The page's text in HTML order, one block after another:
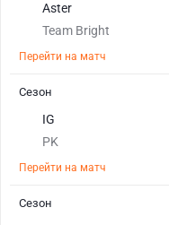
Aster
Team Bright
Перейти на матч
IG
PK
Перейти на матч
Сезон
Сезон